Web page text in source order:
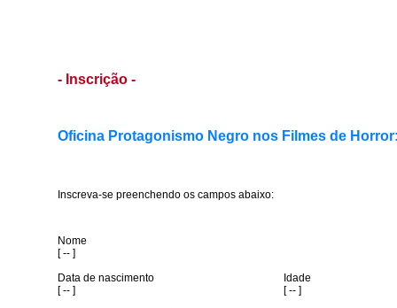
- Inscrição -
Oficina Protagonismo Negro nos Filmes de
Inscreva-se preenchendo os campos abaixo:
Nome
[ -- ]
Data de nascimento
Idade
[ -- ]
[ -- ]